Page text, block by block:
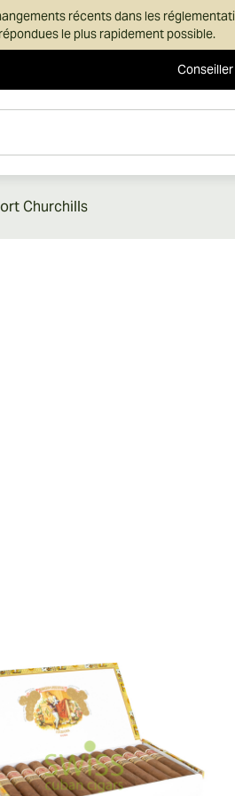
récents dans les
le plus rapidement possible.
Churchills